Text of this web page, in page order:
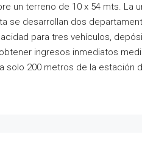
un terreno de 10 x 54 mts. La
se desarrollan dos
para tres vehículos,
ingresos inmediatos
200 metros de la estación